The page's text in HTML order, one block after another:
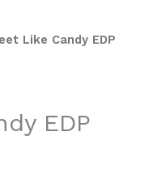
Like Candy EDP
EDP